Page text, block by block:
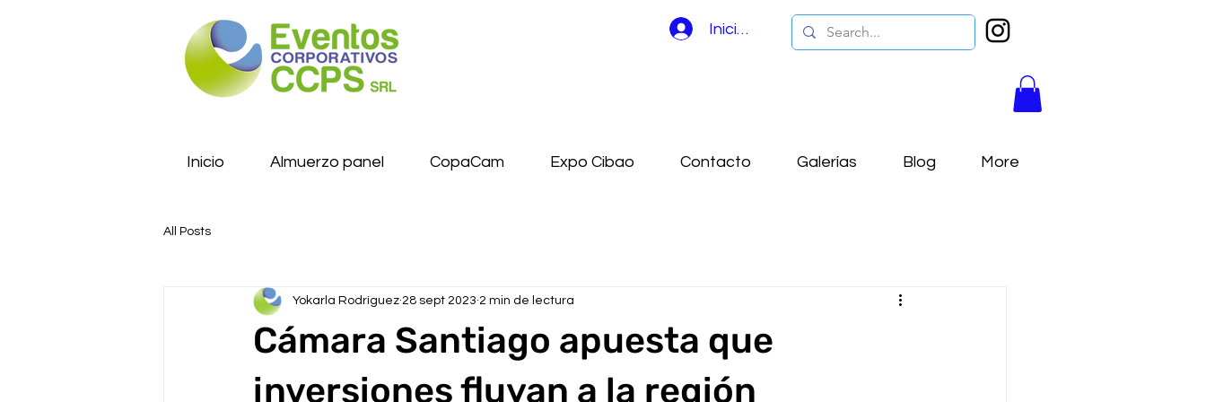
Iniciar sesión
Inicio Almuerzo panel CopaCam Expo Cibao Contacto Galerías Blog More
All Posts
Cámara Santiago apuesta que
inversiones fluyan a la región
Yokarla Rodríguez 28 sept 2023 2 min de lectura